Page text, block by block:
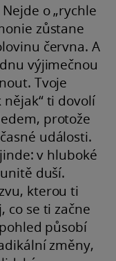
o „rychle
zůstane
června. A
výjimečnou
Tvoje
ti dovolí
protože
události.
v hluboké
duší.
kterou ti
co se ti začne
působí
změny,